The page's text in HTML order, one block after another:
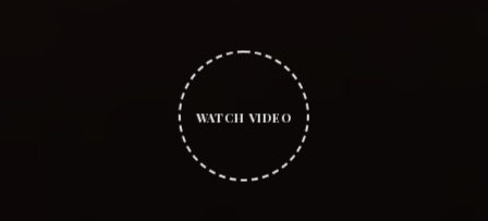
WATCH VIDEO